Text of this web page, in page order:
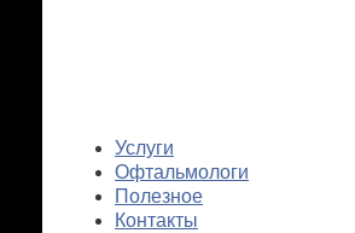
Услуги
Офтальмологи
Полезное
Контакты